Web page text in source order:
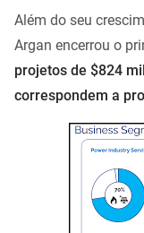
Além do seu
Argan encerrou o
projetos de $824
correspondem a